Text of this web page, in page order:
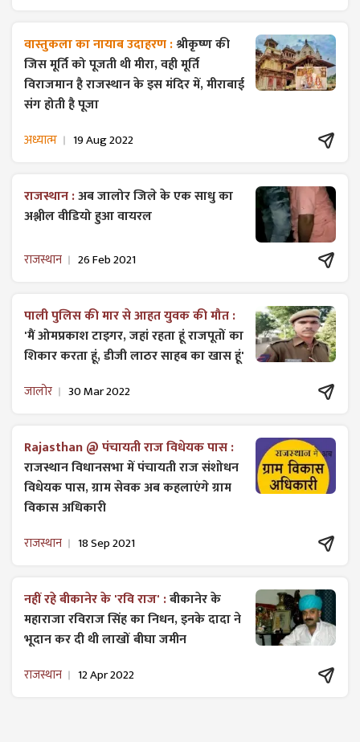
वास्तुकला का नायाब उदाहरण :श्रीकृष्ण की
जिस मूर्ति को पूजती थी मीरा, वही मूर्ति
विराजमान है राजस्थान के इस मंदिर में, मीराबाई
संग होती है पूजा
अध्यात्म 19 Aug 2022
राजस्थान :अब जालोर जिले के एक साधु का
अश्लील वीडियो हुआ वायरल
राजस्थान 26 Feb 2021
पाली पुलिस की मार से आहत युवक की मौत :
'मैं ओमप्रकाश टाइगर, जहां रहता हूं राजपूतों का
शिकार करता हूं, डीजी लाठर साहब का खास हूं'
जालोर 30 Mar 2022
Rajasthan @ पंचायती राज विधेयक पास :
राजस्थान विधानसभा में पंचायती राज ​संशोधन
विधेयक पास, ग्राम सेवक अब कहलाएंगे ग्राम
विकास अधिकारी
राजस्थान 18 Sep 2021
नहीं रहे बीकानेर के 'रवि राज' :बीकानेर के
महाराजा रविराज सिंह का निधन, इनके दादा ने
भूदान कर दी थी लाखों बीघा जमीन
राजस्थान 12 Apr 2022